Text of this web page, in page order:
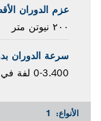
عزم الدوران
٢٠٠ نيوتن متر
سرعة الدوران
0-3.400 لفة في الدقيقة
الأنواع: 1